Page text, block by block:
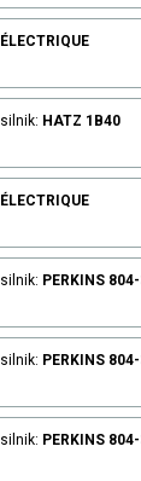
ÉLECTRIQUE
silnik: HATZ 1B40
ÉLECTRIQUE
silnik: PERKINS
silnik: PERKINS
silnik: PERKINS